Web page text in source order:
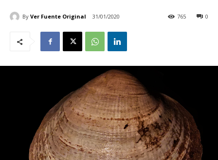
By Ver Fuente Original 31/01/2020 0
765